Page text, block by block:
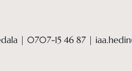
| 0707-15 46 87 |